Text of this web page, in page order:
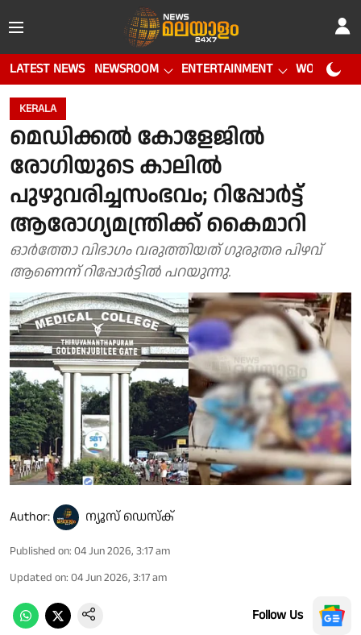
LATEST NEWS NEWSROOM ENTERTAINMENT WORLD CUP
KERALA
മെഡിക്കൽ കോളേജിൽ
രോഗിയുടെ കാലിൽ
പുഴുവരിച്ചസംഭവം; റിപ്പോർട്ട്
ആരോഗ്യമന്ത്രിക്ക് കൈമാറി
ഓർത്തോ വിഭാഗം വരുത്തിയത് ഗുരുതര പിഴവ്
ആണെന്ന് റിപ്പോർട്ടിൽ പറയുന്നു.
Author: ന്യൂസ് ഡെസ്ക്
Published on: 04 Jun 2026, 3:17 am
Updated on: 04 Jun 2026, 3:17 am
Follow Us